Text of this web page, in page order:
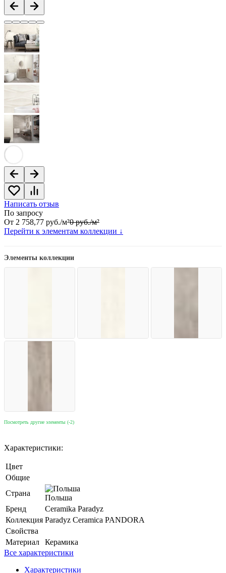
Написать отзыв
По запросу
От 2 758,77 руб./м²0 руб./м²
Перейти к элементам коллекции ↓
Элементы коллекции
Посмотреть другие элементы (-2)
Характеристики:
Цвет
Общие
Страна
Польша
Бренд
Ceramika Paradyz
Коллекция Paradyz Ceramica PANDORA
Свойства
Материал
Керамика
Все характеристики
Характеристики